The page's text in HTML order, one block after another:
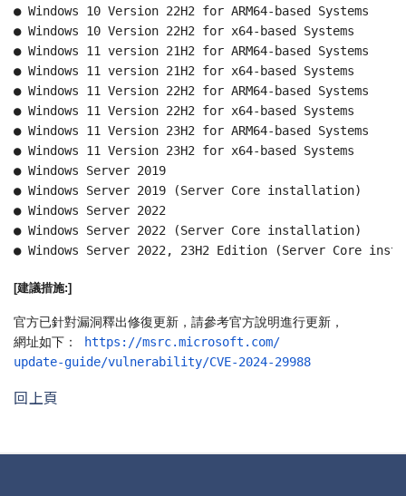
● Windows 10 Version 22H2 for ARM64-based Systems
● Windows 10 Version 22H2 for x64-based Systems
● Windows 11 version 21H2 for ARM64-based Systems
● Windows 11 version 21H2 for x64-based Systems
● Windows 11 Version 22H2 for ARM64-based Systems
● Windows 11 Version 22H2 for x64-based Systems
● Windows 11 Version 23H2 for ARM64-based Systems
● Windows 11 Version 23H2 for x64-based Systems
● Windows Server 2019
● Windows Server 2019 (Server Core installation)
● Windows Server 2022
● Windows Server 2022 (Server Core installation)
● Windows Server 2022, 23H2 Edition (Server Core
[建議措施:]
官方已針對漏洞釋出修復更新，請參考官方說明進行更新，
網址如下：
https://msrc.microsoft.com/
update-guide/vulnerability/CVE-2024-29988
回上頁